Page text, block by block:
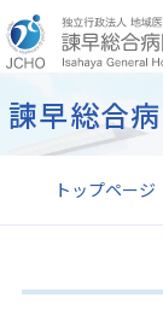
トップページ
諫早総合